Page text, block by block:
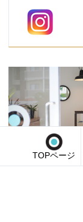
TOPページ